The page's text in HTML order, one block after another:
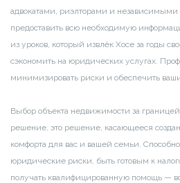
адвокатами, риэлторами и
предоставить всю необходимую
из уроков, который извлёк Хосе за годы
сэкономить на юридических услугах.
минимизировать риски и обеспечить
Выбор объекта недвижимости за
решение, это решение, касающееся
комфорта для вас и вашей семьи.
юридические риски, быть готовым к
получать квалифицированную помощь —